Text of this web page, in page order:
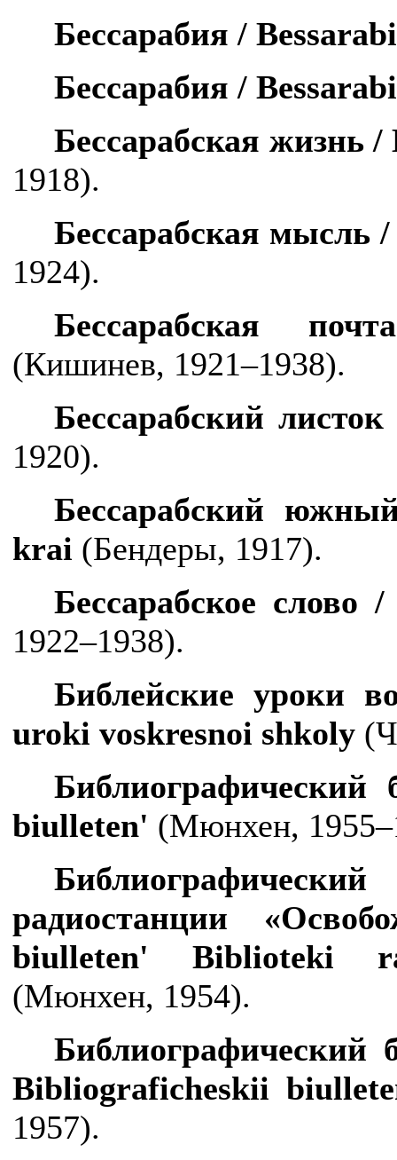
Бессарабия /
Бессарабия /
Бессарабская жизнь /
1918).
Бессарабская мысль
1924).
Бессарабская
(Кишинев, 1921–1938).
Бессарабский
1920).
Бессарабский
krai (Бендеры, 1917).
Бессарабское слово
1922–1938).
Библейские уроки
uroki voskresnoi shkoly
biulleten' (Мюнхен,
радиостанции
biulleten' Biblioteki
(Мюнхен, 1954).
Библиографический
Bibliograficheskii
1957).